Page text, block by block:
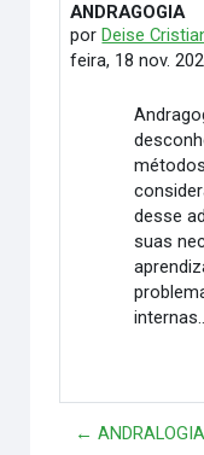
ANDRAGOGIA
por Deise
feira, 18 nov.
Número de
desse
suas
← ANDRALOGIA